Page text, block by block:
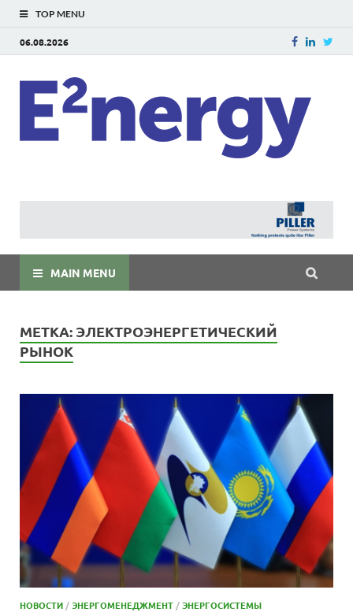
TOP MENU
06.08.2026
MAIN MENU
МЕТКА: ЭЛЕКТРОЭНЕРГЕТИЧЕСКИЙ
РЫНОК
НОВОСТИ /ЭНЕРГОМЕНЕДЖМЕНТ /ЭНЕРГОСИСТЕМЫ